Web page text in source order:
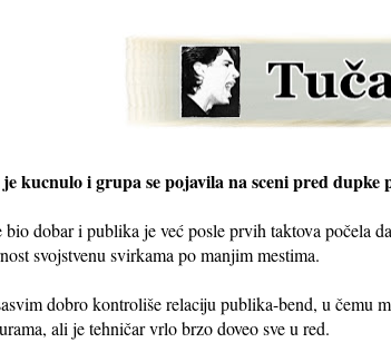
kucnulo i grupa se pojavila na sceni pred
dobar i publika je već posle prvih taktova počela
svojstvenu svirkama po manjim mestima.
dobro kontroliše relaciju publika-bend, u čemu
ali je tehničar vrlo brzo doveo sve u red.